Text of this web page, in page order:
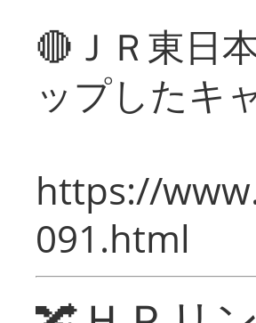
🔴ＪＲ東日
ップしたキ
https://
091.html